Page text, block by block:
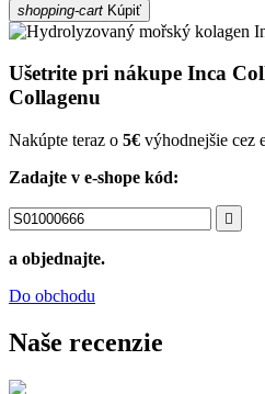
shopping-cart Kúpiť
Ušetrite pri nákupe Inca
Collagenu
Nakúpte teraz o 5€ výhodnejšie cez
Zadajte v e-shope kód:

a objednajte.
Do obchodu
Naše recenzie